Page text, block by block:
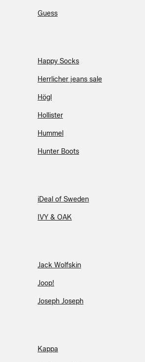
Guess
Happy Socks
Herrlicher jeans sale
Högl
Hollister
Hummel
Hunter Boots
iDeal of Sweden
IVY & OAK
Jack Wolfskin
Joop!
Joseph Joseph
Kappa